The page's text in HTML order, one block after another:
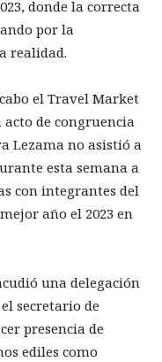
donde la correcta
por la
realidad.
el Travel Market
de congruencia
Lezama no asistió a
esta semana a
con integrantes del
año el 2023 en
una delegación
secretario de
presencia de
ediles como